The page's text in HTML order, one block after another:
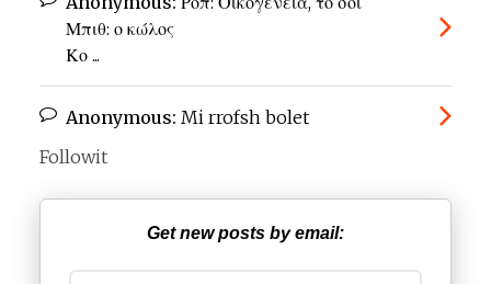
Μπιθ: ο κώλος
Κο ...
Anonymous: Mi rrofsh bolet
Followit
Get new posts by email: